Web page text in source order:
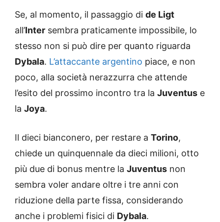
Se, al momento, il passaggio di de Ligt
all’Inter sembra praticamente impossibile, lo
stesso non si può dire per quanto riguarda
Dybala. L’attaccante argentino piace, e non
poco, alla società nerazzurra che attende
l’esito del prossimo incontro tra la Juventus e
la Joya.
Il dieci bianconero, per restare a Torino,
chiede un quinquennale da dieci milioni, otto
più due di bonus mentre la Juventus non
sembra voler andare oltre i tre anni con
riduzione della parte fissa, considerando
anche i problemi fisici di Dybala.